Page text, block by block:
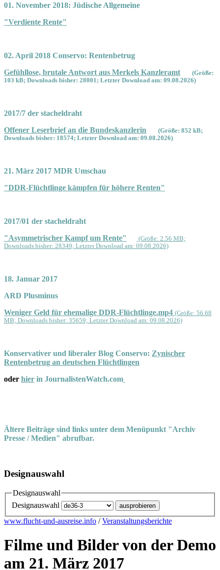
01. November 2018: Jüdische Allgemeine
"Verdiente Rente"
02. April 2018 Conservo: Rentenbetrug
Gefühllose, brutale Antwort aus Merkels Kanzleramt
(Größe:
103 kB; Downloads bisher: 28001; Letzter Download am: 09.08.2026)
2017/7 der stacheldraht
Offener Leserbrief an die Bundeskanzlerin
(Größe: 852 kB;
Downloads bisher: 18574; Letzter Download am: 09.08.2026)
21. März 2017 MDR Umschau
"DDR-Flüchtlinge kämpfen für höhere Renten"
2017/01 der stacheldraht
"Asymmetrischer Kampf um Rente"
(Größe: 2.56 MB;
Downloads bisher: 28349; Letzter Download am: 09.08.2026)
18. Januar 2017
ARD Plusminus
Weniger Geld für ehemalige DDR-Flüchtlinge.mp4 (Größe: 56.68
MB; Downloads bisher: 35659; Letzter Download am: 09.08.2026)
Konservativer und liberaler Blog Conservo: Zynischer
Rentenbetrug an deutschen Flüchtlingen
oder hier in JournalistenWatch.com
Ältere Beiträge sind links unter dem Menüpunkt "Archiv
Presse / Medien" abrufbar.
Designauswahl
Designauswahl
Designauswahl
www.flucht-und-ausreise.info /Veranstaltungsberichte
Filme und Bilder von der Demo
am 21. März 2017